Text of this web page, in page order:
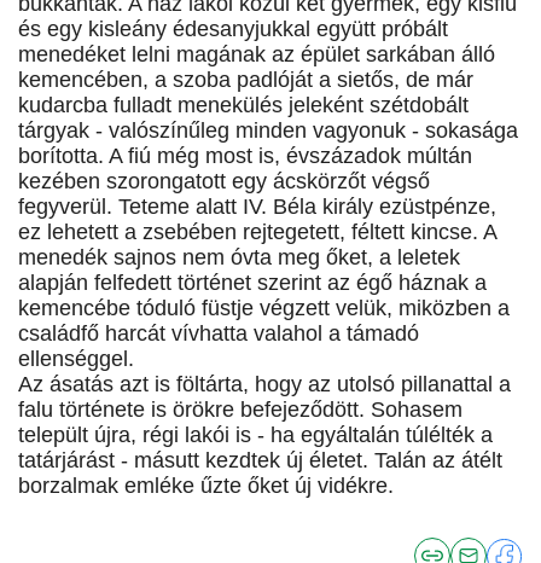
és egy kisleány édesanyjukkal együtt próbált
menedéket lelni magának az épület sarkában álló
kemencében, a szoba padlóját a sietős, de már
kudarcba fulladt menekülés jeleként szétdobált
tárgyak - valószínűleg minden vagyonuk - sokasága
borította. A fiú még most is, évszázadok múltán
kezében szorongatott egy ácskörzőt végső
fegyverül. Teteme alatt IV. Béla király ezüstpénze,
ez lehetett a zsebében rejtegetett, féltett kincse. A
menedék sajnos nem óvta meg őket, a leletek
alapján felfedett történet szerint az égő háznak a
kemencébe tóduló füstje végzett velük, miközben a
családfő harcát vívhatta valahol a támadó
ellenséggel.
Az ásatás azt is föltárta, hogy az utolsó pillanattal a
falu története is örökre befejeződött. Sohasem
települt újra, régi lakói is - ha egyáltalán túlélték a
tatárjárást - másutt kezdtek új életet. Talán az átélt
borzalmak emléke űzte őket új vidékre.